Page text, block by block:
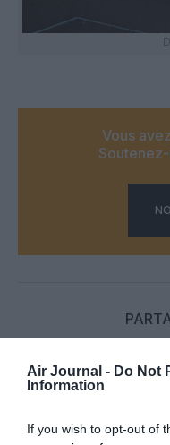
Air Journal - Do Not
Information
If you wish to opt-out of
Vous